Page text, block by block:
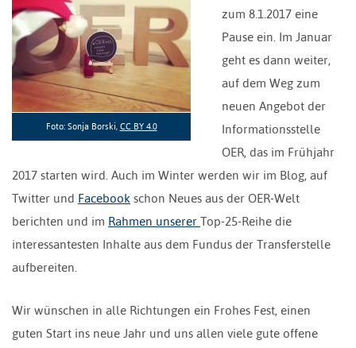
Foto: Sonja Borski, CC BY 4.0
zum 8.1.2017 eine
Pause ein. Im Januar
geht es dann weiter,
auf dem Weg zum
neuen Angebot der
Informationsstelle
OER, das im Frühjahr
2017 starten wird. Auch im Winter werden wir im Blog, auf
Twitter und Facebook schon Neues aus der OER-Welt
berichten und im Rahmen unserer Top-25-Reihe die
interessantesten Inhalte aus dem Fundus der Transferstelle
aufbereiten.
Wir wünschen in alle Richtungen ein Frohes Fest, einen
guten Start ins neue Jahr und uns allen viele gute offene